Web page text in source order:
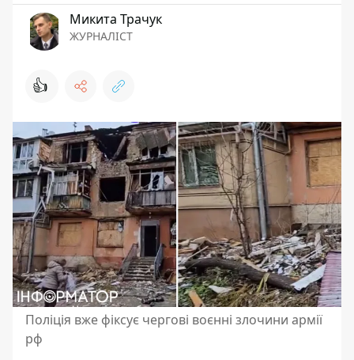
Микита Трачук
ЖУРНАЛІСТ
👍
Поліція вже фіксує чергові воєнні злочини армії
рф